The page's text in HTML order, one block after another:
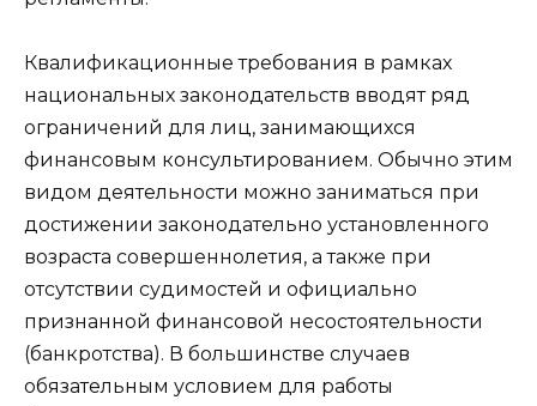
Квалификационные требования в рамках
национальных законодательств вводят ряд
ограничений для лиц, занимающихся
финансовым консультированием. Обычно этим
видом деятельности можно заниматься при
достижении законодательно установленного
возраста совершеннолетия, а также при
отсутствии судимостей и официально
признанной финансовой несостоятельности
(банкротства). В большинстве случаев
обязательным условием для работы